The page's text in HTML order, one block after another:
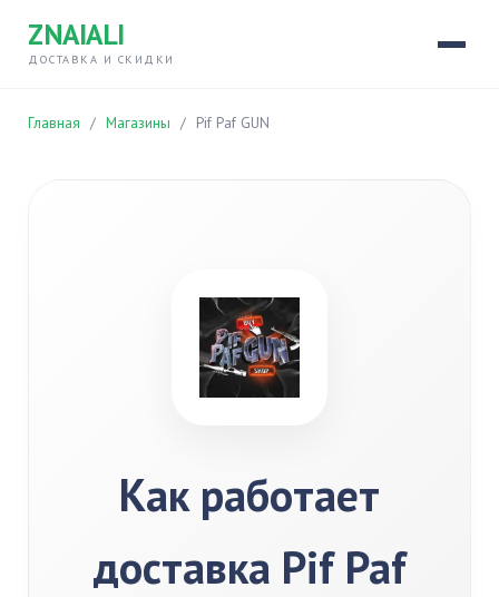
ZNAIALI
ДОСТАВКА И СКИДКИ
Главная / Магазины / Pif Paf GUN
Как работает
доставка Pif Paf